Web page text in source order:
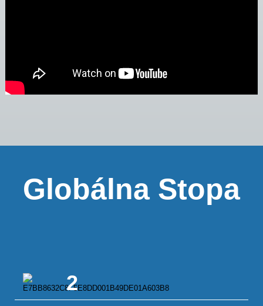
Globálna Stopa
2